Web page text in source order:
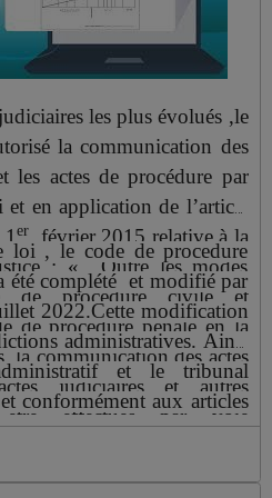
précision les limites de
actes.
les plus évolués ,le
la communication des
les actes de procédure par
en application de l’article
erfévrier 2015 relative à la
: « Outre les modes
de procédure civile et
de procédure pénale en la
la communication des actes
judiciaires et autres
être effectués par voie
loi ( article 4) dispose
procédure, les actes
loi , le code de procedure
été complété et modifié par
2022.Cette modification
administratives. Ainsi
et le tribunal
conformément aux articles
du code de procédure
: «
aux parties par tous les